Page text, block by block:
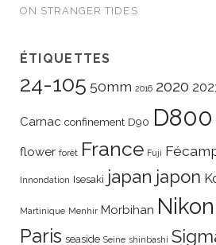
ON STRANGER TIDES
ÉTIQUETTES
24-105 50mm 2016 2020
Carnac confinement D90 D800
flower forêt France Fuji
Innondation Isesaki japan japon
Martinique Menhir Morbihan
Paris seaside Seine shinbashi